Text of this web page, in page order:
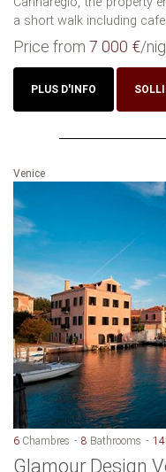
a short walk including
Price from 7 000 €/
PLUS D'INFO
Venice
6 Chambres 8 Bathrooms 14
Glamour Design